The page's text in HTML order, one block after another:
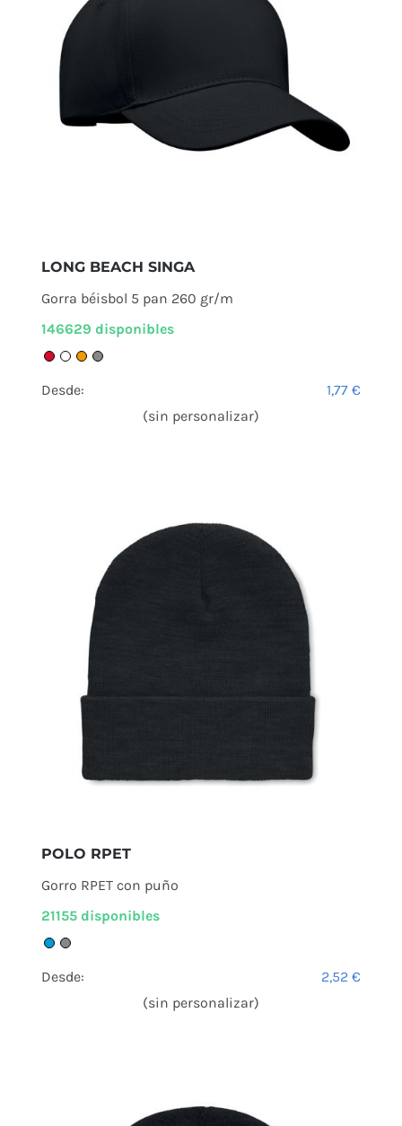
LONG BEACH SINGA
Gorra béisbol 5 pan 260 gr/m
146629 disponibles
Desde: 1,77€
(sin personalizar)
POLO RPET
Gorro RPET con puño
21155 disponibles
Desde: 2,52€
(sin personalizar)